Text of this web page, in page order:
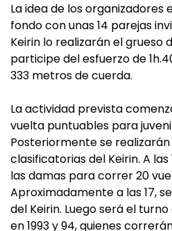
La idea de los
fondo con unas 14 parejas
Keirin lo realizarán el grueso
participe del esfuerzo de
333 metros de cuerda.
La actividad prevista
vuelta puntuables para
Posteriormente se
clasificatorias del Keirin. A las
las damas para correr 20
Aproximadamente a las 17,
del Keirin. Luego será el
en 1993 y 94, quienes